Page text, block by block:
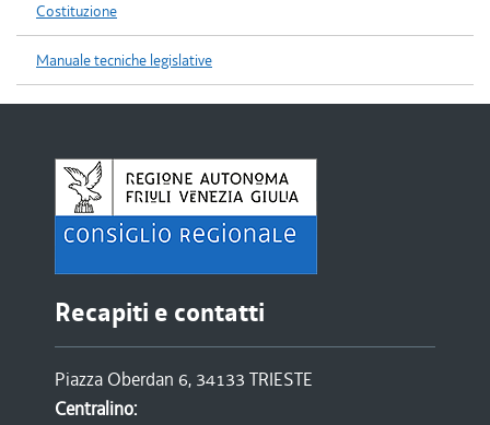
Costituzione
Manuale tecniche legislative
Recapiti e contatti
Piazza Oberdan 6, 34133 TRIESTE
Centralino: